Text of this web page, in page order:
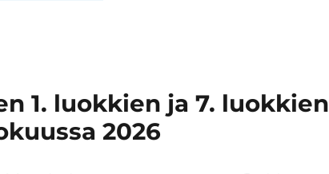
1. luokkien ja 7. luokkien
2026